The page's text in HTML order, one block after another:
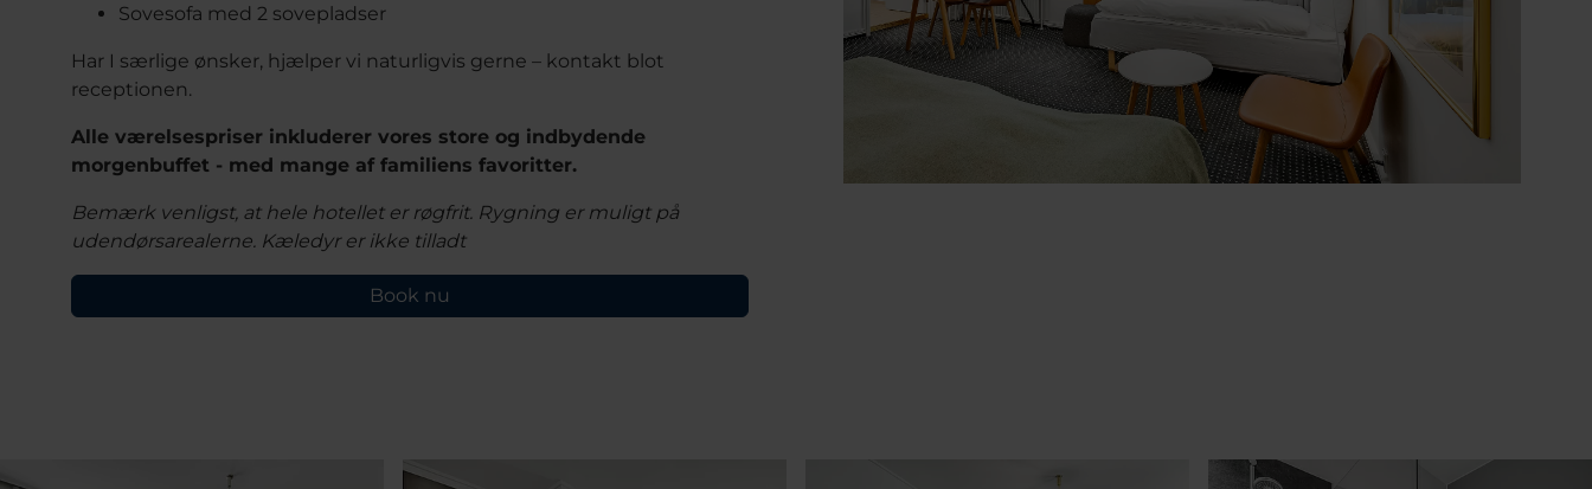
Sovesofa med 2 sovepladser
Har I særlige ønsker, hjælper vi naturligvis gerne – kontakt blot
receptionen.
Alle værelsespriser inkluderer vores store og indbydende
morgenbuffet - med mange af familiens favoritter.
Bemærk venligst, at hele hotellet er røgfrit. Rygning er muligt på
udendørsarealerne. Kæledyr er ikke tilladt
Book nu